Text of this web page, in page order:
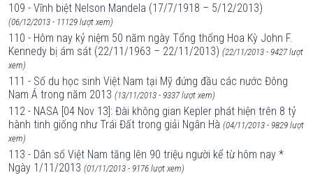
109 - Vĩnh biệt Nelson Mandela (17/7/1918 – 5/12/2013)
(06/12/2013 - 11129 lượt xem)
110 - Hôm nay kỷ niệm 50 năm ngày Tổng thống Hoa Kỳ John F.
Kennedy bị ám sát (22/11/1963 – 22/11/2013) (22/11/2013 - 9427 lượt
xem)
111 - Số du học sinh Việt Nam tại Mỹ đứng đầu các nước Đông
Nam Á trong năm 2013 (13/11/2013 - 9337 lượt xem)
112 - NASA [04 Nov 13]: Đài không gian Kepler phát hiện trên 8 tỷ
hành tinh giống như Trái Đất trong giải Ngân Hà (04/11/2013 - 9829 lượt
xem)
113 - Dân số Việt Nam tăng lên 90 triệu người kể từ hôm nay *
Ngày 1/11/2013 (01/11/2013 - 9176 lượt xem)